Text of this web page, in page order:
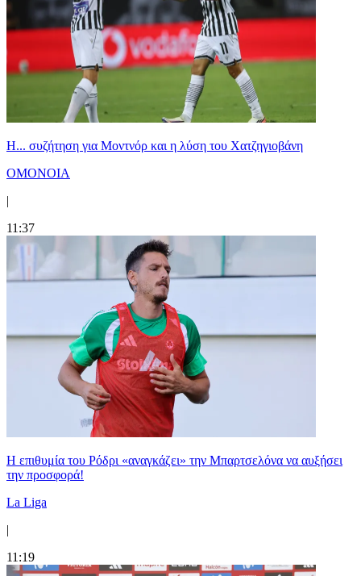
Η... συζήτηση για Μοντνόρ και η λύση του Χατζηγιοβάνη
ΟΜΟΝΟΙΑ
|
11:37
Η επιθυμία του Ρόδρι «αναγκάζει» την Μπαρτσελόνα να αυξήσει
την προσφορά!
La Liga
|
11:19